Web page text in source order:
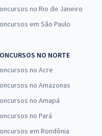
no Rio de Janeiro
em São Paulo
NO NORTE
no Acre
no Amazonas
no Amapá
no Pará
em Rondônia